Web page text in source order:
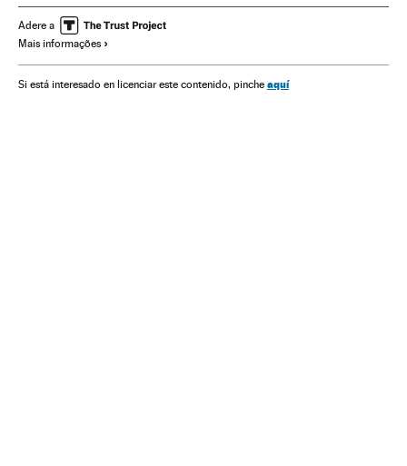
Guerra Fuerzas armadas
Guardia Revolucionaria
Adere a
Mais informações
Si está interesado en licenciar este contenido, pinche aquí